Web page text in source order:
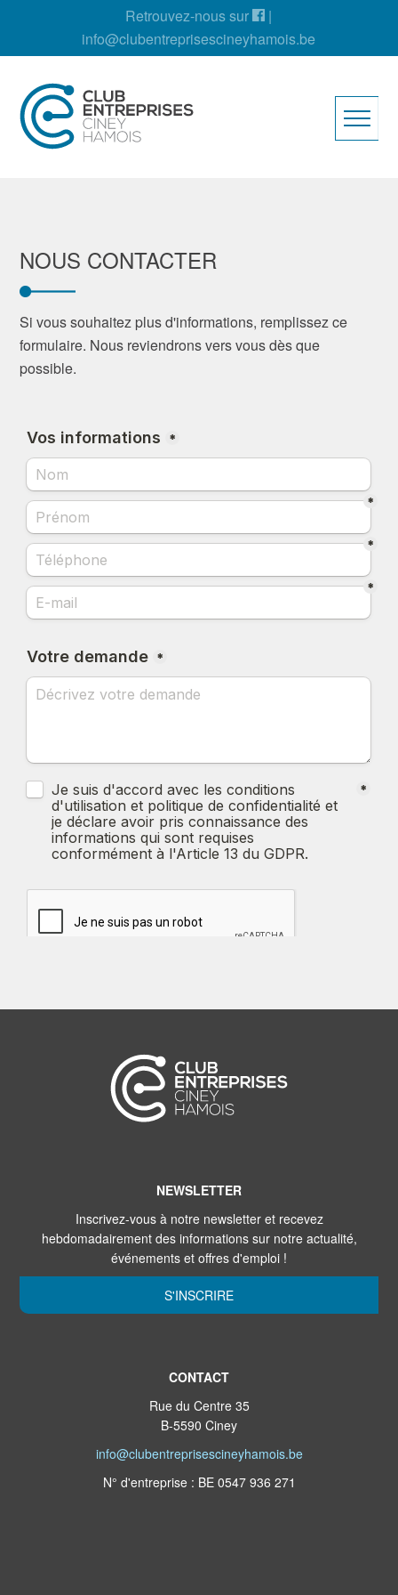
Retrouvez-nous sur
|
info@clubentreprisescineyhamois.be
NOUS CONTACTER
Si vous souhaitez plus d'informations, remplissez ce
formulaire. Nous reviendrons vers vous dès que
possible.
NEWSLETTER
Inscrivez-vous à notre newsletter et recevez
hebdomadairement des informations sur notre actualité,
événements et offres d'emploi !
S'INSCRIRE
CONTACT
Rue du Centre 35
B-5590 Ciney
info@clubentreprisescineyhamois.be
N° d'entreprise : BE 0547 936 271